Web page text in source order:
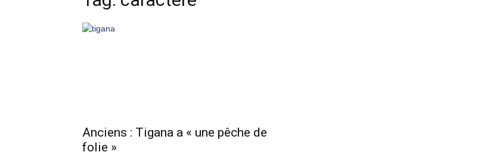
Anciens : Tigana a « une pêche de
folie »